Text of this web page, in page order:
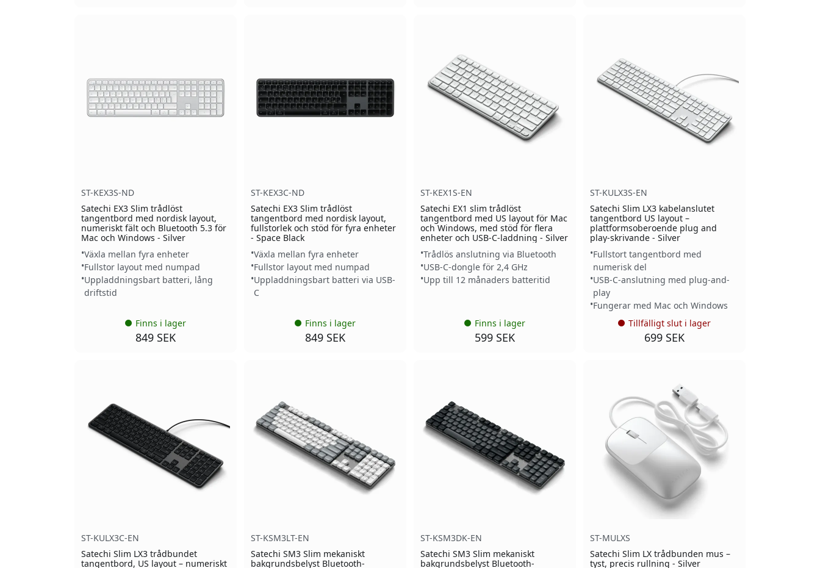
ST-KEX3S-ND
Satechi EX3 Slim trådlöst
tangentbord med nordisk layout,
numeriskt fält och Bluetooth 5.3 för
Mac och Windows - Silver
Växla mellan fyra enheter
Fullstor layout med numpad
Uppladdningsbart batteri, lång
driftstid
Finns i lager
849 SEK
ST-KEX3C-ND
Satechi EX3 Slim trådlöst
tangentbord med nordisk layout,
fullstorlek och stöd för fyra enheter
- Space Black
Växla mellan fyra enheter
Fullstor layout med numpad
Uppladdningsbart batteri via USB-
C
Finns i lager
849 SEK
ST-KEX1S-EN
Satechi EX1 slim trådlöst
tangentbord med US layout för Mac
och Windows, med stöd för flera
enheter och USB-C-laddning - Silver
Trådlös anslutning via Bluetooth
USB-C-dongle för 2,4 GHz
Upp till 12 månaders batteritid
Finns i lager
599 SEK
ST-KULX3S-EN
Satechi Slim LX3 kabelanslutet
tangentbord US layout –
plattformsoberoende plug and
play-skrivande - Silver
Fullstort tangentbord med
numerisk del
USB-C-anslutning med plug-and-
play
Fungerar med Mac och Windows
Tillfälligt slut i lager
699 SEK
ST-KULX3C-EN
Satechi Slim LX3 trådbundet
tangentbord, US layout – numeriskt
ST-KSM3LT-EN
Satechi SM3 Slim mekaniskt
bakgrundsbelyst Bluetooth-
ST-KSM3DK-EN
Satechi SM3 Slim mekaniskt
bakgrundsbelyst Bluetooth-
ST-MULXS
Satechi Slim LX trådbunden mus –
tyst, precis rullning - Silver